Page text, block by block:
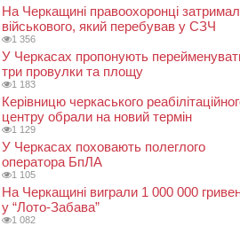
На Черкащині правоохоронці
військового, який перебував у СЗЧ
1 356
У Черкасах пропонують
три провулки та площу
1 183
Керівницю черкаського
центру обрали на новий термін
1 129
У Черкасах поховають полеглого
оператора БпЛА
1 105
На Черкащині виграли 1 000 000
у “Лото-Забава”
1 082